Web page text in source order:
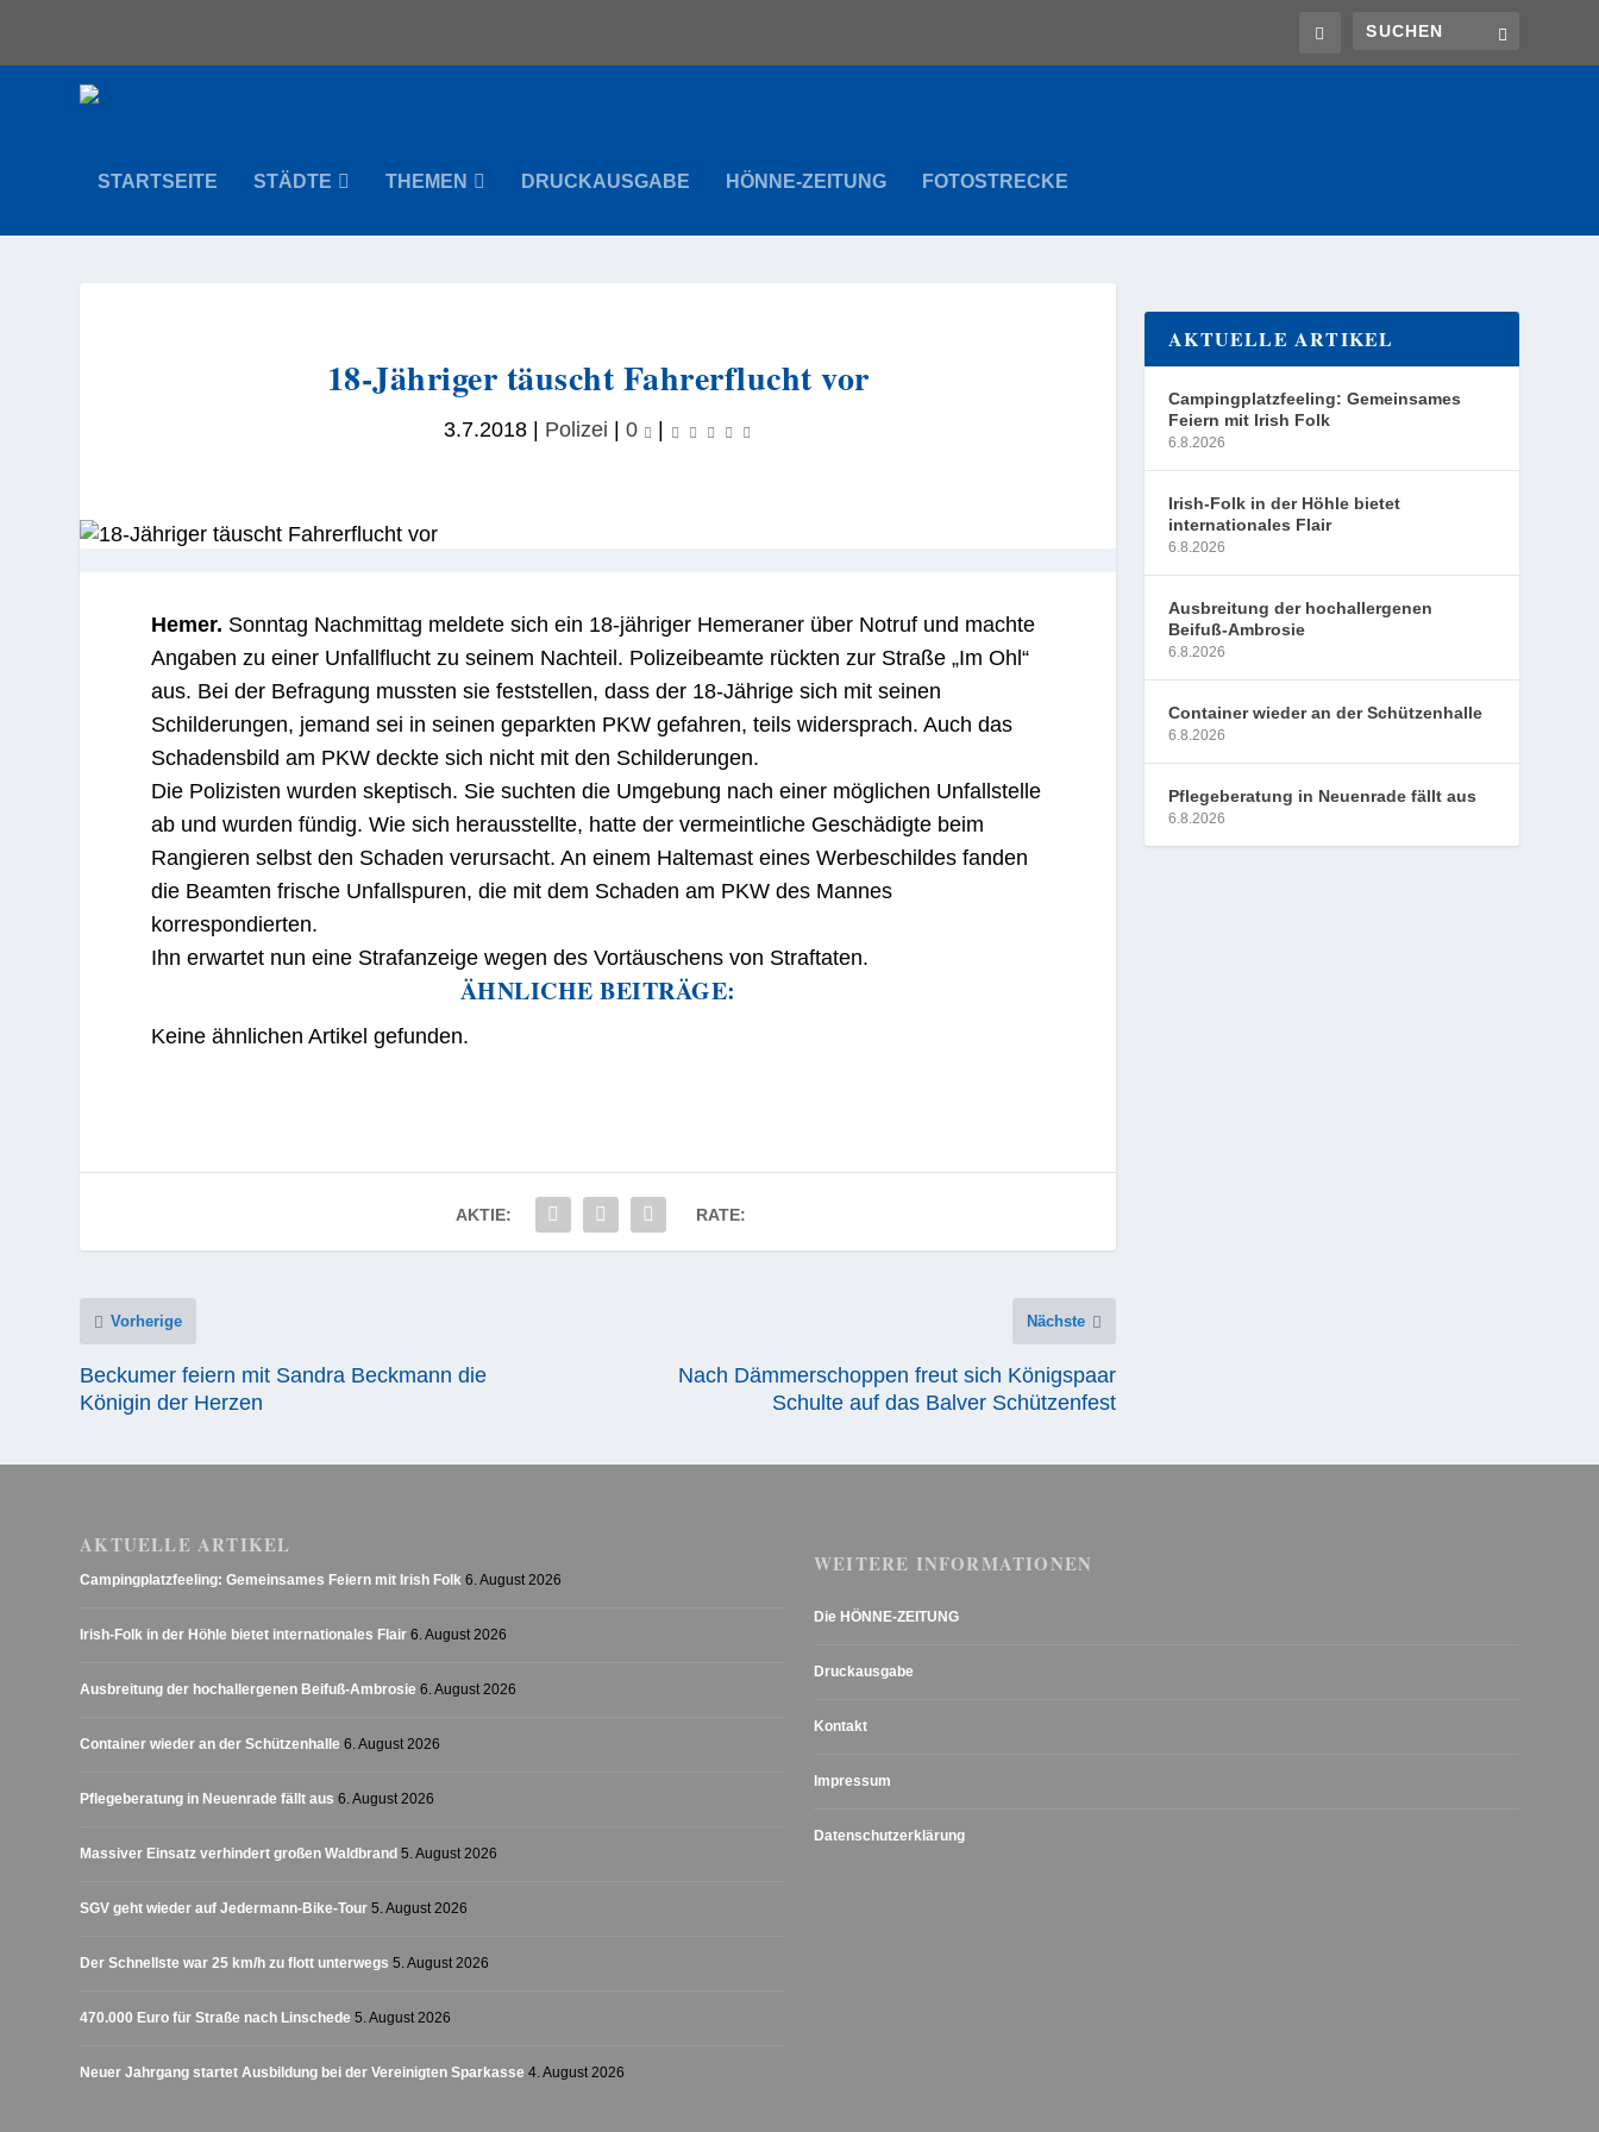
STARTSEITE STÄDTE THEMEN DRUCKAUSGABE HÖNNE-ZEITUNG FOTOSTRECKE
18-Jähriger täuscht Fahrerflucht vor
3.7.2018| Polizei 0
Hemer. Sonntag Nachmittag meldete sich ein 18-jähriger Hemeraner über Notruf und machte
Angaben zu einer Unfallflucht zu seinem Nachteil. Polizeibeamte rückten zur Straße „Im Ohl“
aus. Bei der Befragung mussten sie feststellen, dass der 18-Jährige sich mit seinen
Schilderungen, jemand sei in seinen geparkten PKW gefahren, teils widersprach. Auch das
Schadensbild am PKW deckte sich nicht mit den Schilderungen.
Die Polizisten wurden skeptisch. Sie suchten die Umgebung nach einer möglichen Unfallstelle
ab und wurden fündig. Wie sich herausstellte, hatte der vermeintliche Geschädigte beim
Rangieren selbst den Schaden verursacht. An einem Haltemast eines Werbeschildes fanden
die Beamten frische Unfallspuren, die mit dem Schaden am PKW des Mannes
korrespondierten.
Ihn erwartet nun eine Strafanzeige wegen des Vortäuschens von Straftaten.
ÄHNLICHE BEITRÄGE:
Keine ähnlichen Artikel gefunden.
AKTIE: RATE:
Vorherige
Beckumer feiern mit Sandra Beckmann die
Königin der Herzen
Nächste
Nach Dämmerschoppen freut sich Königspaar
Schulte auf das Balver Schützenfest
AKTUELLE ARTIKEL
Campingplatzfeeling: Gemeinsames
Feiern mit Irish Folk
6.8.2026
Irish-Folk in der Höhle bietet
internationales Flair
6.8.2026
Ausbreitung der hochallergenen
Beifuß-Ambrosie
6.8.2026
Container wieder an der Schützenhalle
6.8.2026
Pflegeberatung in Neuenrade fällt aus
6.8.2026
AKTUELLE ARTIKEL
Campingplatzfeeling: Gemeinsames Feiern mit Irish Folk 6. August 2026
Irish-Folk in der Höhle bietet internationales Flair 6. August 2026
Ausbreitung der hochallergenen Beifuß-Ambrosie 6. August 2026
Container wieder an der Schützenhalle 6. August 2026
Pflegeberatung in Neuenrade fällt aus 6. August 2026
Massiver Einsatz verhindert großen Waldbrand 5. August 2026
SGV geht wieder auf Jedermann-Bike-Tour 5. August 2026
Der Schnellste war 25 km/h zu flott unterwegs 5. August 2026
470.000 Euro für Straße nach Linschede 5. August 2026
Neuer Jahrgang startet Ausbildung bei der Vereinigten Sparkasse 4. August 2026
WEITERE INFORMATIONEN
Die HÖNNE-ZEITUNG
Druckausgabe
Kontakt
Impressum
Datenschutzerklärung